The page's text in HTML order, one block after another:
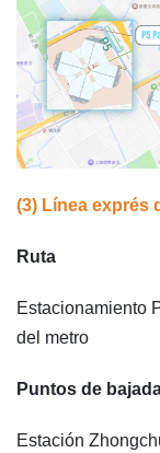
(3) Línea exprés
Ruta
Estacionamiento
del metro
Puntos de
Estación